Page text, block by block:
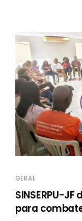
GERAL
SINSERPU-
para